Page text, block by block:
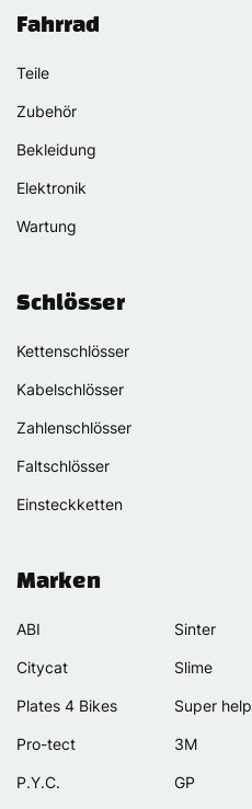
Fahrrad
Teile
Zubehör
Bekleidung
Elektronik
Wartung
Schlösser
Kettenschlösser
Kabelschlösser
Zahlenschlösser
Faltschlösser
Einsteckketten
Marken
ABI
Citycat
Plates 4 Bikes
Pro-tect
P.Y.C.
Sinter
Slime
Super help
3M
GP